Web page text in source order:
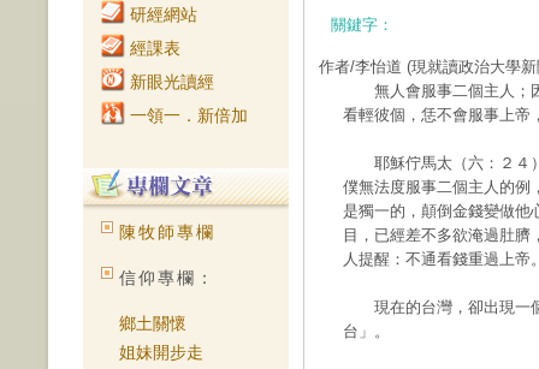
研經網站
經課表
新眼光讀經
一領一．新倍加
陳牧師專欄
信仰專欄：
鄉土關懷
姐妹開步走
關鍵字：
作者/李怡道 (現就讀政治大學
無人會服事二個主人；因
看輕彼個，恁不會服事上帝
耶穌佇馬太（六：２４）
僕無法度服事二個主人的例
是獨一的，顛倒金錢變做他
目，已經差不多欲淹過肚
人提醒：不通看錢重過上帝
現在的台灣，卻出現一
台」。